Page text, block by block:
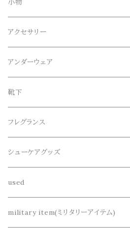
CameOne(ケイムワン)
CANDY DESIGN&WORKS(CDW)
collonil(コロニル)
CountyComm(カウンティーコム)
decka(デカ)
dros dro(ドロスドロ)
DETAIL(ディティール)
ロンT
シャツ
カーディガン
ロング
ショート
セットアップ
シューズ
シューズ
サンダル
小物
帽子、マフラー、手袋
メガネ、サングラス
ベルト
腕時計
キーアクセサリー
財布、コインケース、マネークリップ
鞄
アクセサリー
リング
ブレスレット、バングル
ネックレス
アンダーウェア
靴下
フレグランス
シューケアグッズ
used
リメイク
military item(ミリタリーアイテム)